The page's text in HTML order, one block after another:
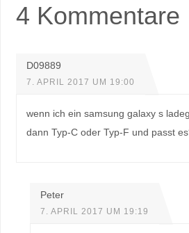
4 Kommentare
D09889
7. APRIL 2017 UM 19:00
wenn ich ein samsung galaxy s
dann Typ-C oder Typ-F und passt
Peter
7. APRIL 2017 UM 19:19